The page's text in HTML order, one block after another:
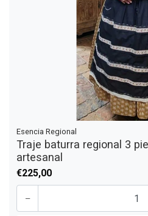
Esencia Regional
Traje baturra regional 3
artesanal
€225,00
-